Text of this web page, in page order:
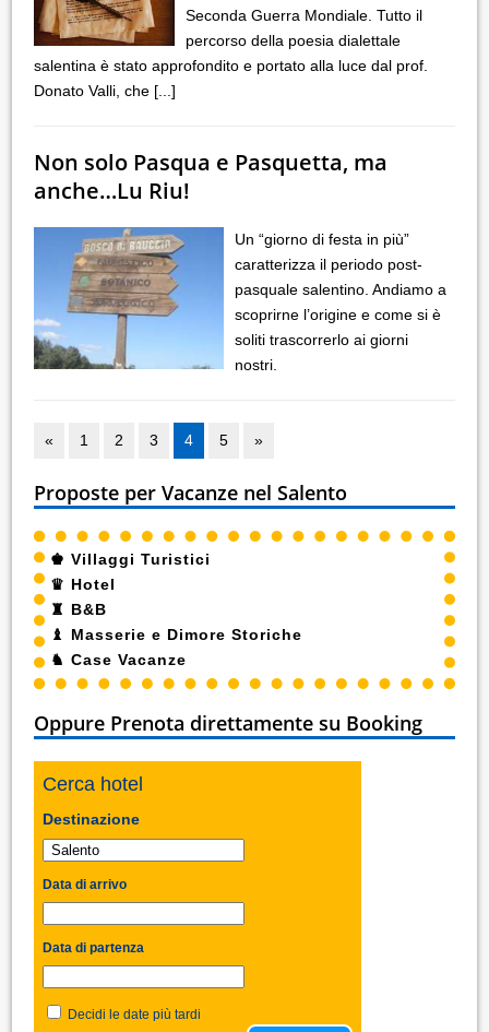
Seconda Guerra Mondiale. Tutto il
percorso della poesia dialettale
salentina è stato approfondito e portato alla luce dal prof.
Donato Valli, che [...]
Non solo Pasqua e Pasquetta, ma
anche…Lu Riu!
Un “giorno di festa in più”
caratterizza il periodo post-
pasquale salentino. Andiamo a
scoprirne l’origine e come si è
soliti trascorrerlo ai giorni
nostri.
« 1 2 3 4 5 »
Proposte per Vacanze nel Salento
♚Villaggi Turistici
♛ Hotel
♜ B&B
♝ Masserie e Dimore Storiche
♞Case Vacanze
Oppure Prenota direttamente su Booking
Cerca hotel
Destinazione
Data di arrivo
Data di partenza
Decidi le date più tardi